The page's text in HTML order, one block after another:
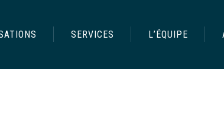
SERVICES L’ÉQUIPE